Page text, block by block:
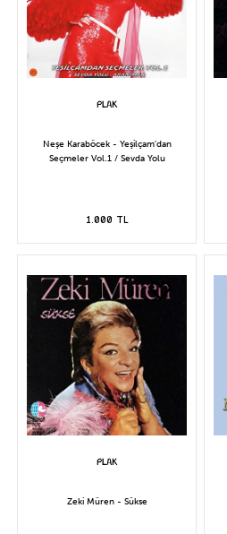
Neşe Karaböcek - Yeşilçam'dan
Seçmeler Vol.1 / Sevda Yolu
1.000 TL
Zeki Müren - Sükse